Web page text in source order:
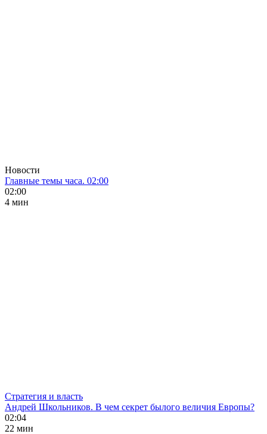
Новости
Главные темы часа. 02:00
02:00
4 мин
Стратегия и власть
Андрей Школьников. В чем секрет былого величия Европы?
02:04
22 мин